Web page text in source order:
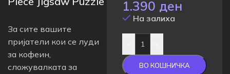
За сите вашите
пријатели кои се луди
за кофеин,
сложувалката за
1.390 ден
На залиха
ВО КОШНИЧКА